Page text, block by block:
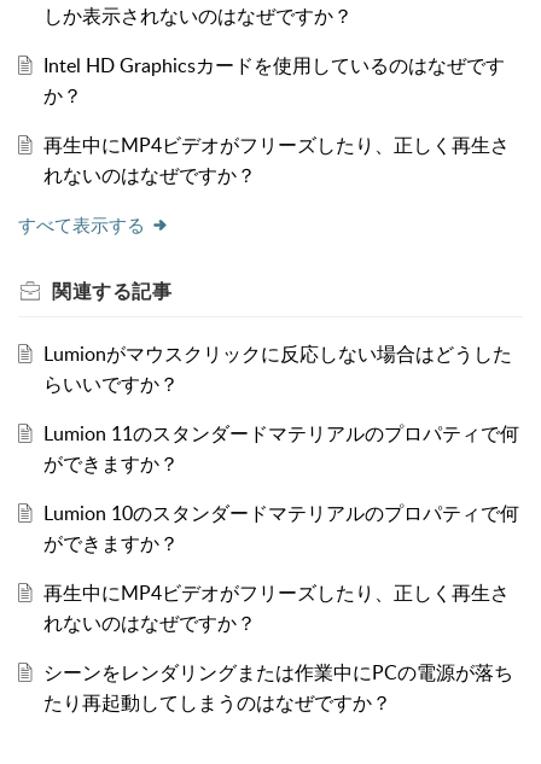
しか表示されないのはなぜですか？
Intel HD Graphicsカードを使用しているのはなぜです
か？
再生中にMP4ビデオがフリーズしたり、正しく再生さ
れないのはなぜですか？
すべて表示する
関連する記事
Lumionがマウスクリックに反応しない場合はどうした
らいいですか？
Lumion 11のスタンダードマテリアルのプロパティで何
ができますか？
Lumion 10のスタンダードマテリアルのプロパティで何
ができますか？
再生中にMP4ビデオがフリーズしたり、正しく再生さ
れないのはなぜですか？
シーンをレンダリングまたは作業中にPCの電源が落ち
たり再起動してしまうのはなぜですか？